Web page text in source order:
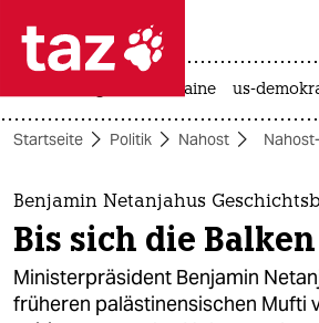
 taz zahl ich
taz zahl ich
themen
politik
öko
krieg in der ukraine us-
Startseite Politik Nahost
Benjamin Netanjahus
Bis sich die
Ministerpräsident Benjamin
früheren palästinensischen Mufti